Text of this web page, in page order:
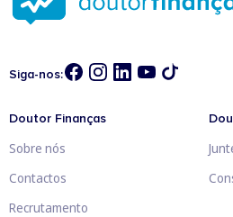
Siga-nos:
Doutor Finanças
Sobre nós
Contactos
Recrutamento